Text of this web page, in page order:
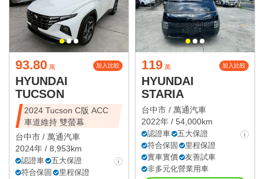
93.80 萬 加入比較
HYUNDAI
TUCSON
2024 Tucson C版 ACC
車道維持 雙螢幕
台中市 / 萬通汽車
2024年 / 8,953km
認證車
五大保證
符合保固
里程保證
119 萬 加入比較
HYUNDAI
STARIA
台中市 / 萬通汽車
2022年 / 54,000km
認證車
五大保證
符合保固
里程保證
實車實價
友善試車
非多元化營業用車